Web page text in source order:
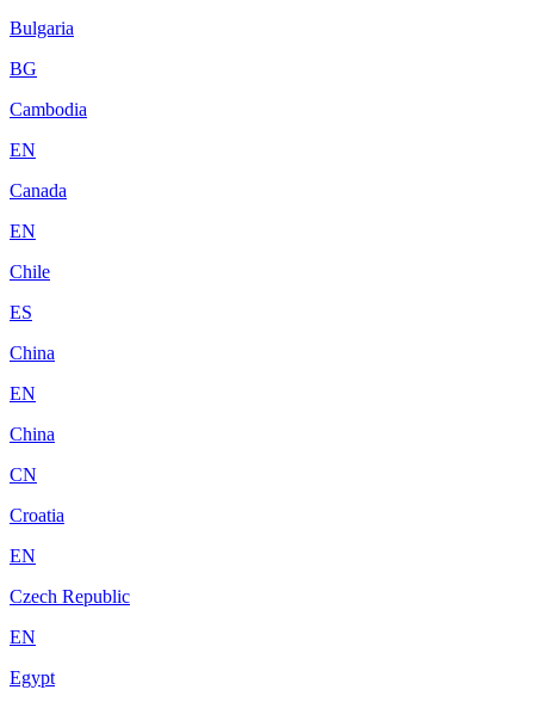
Bulgaria
BG
Cambodia
EN
Canada
EN
Chile
ES
China
EN
China
CN
Croatia
EN
Czech Republic
EN
Egypt